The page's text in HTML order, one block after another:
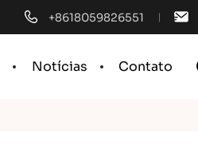
+8618059826551
Notícias Contato